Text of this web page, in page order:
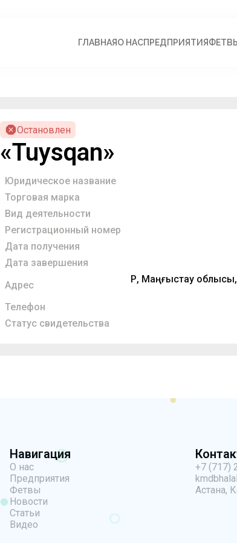
ГЛАВНАЯО НАСПРЕДПРИЯТИЯФЕТВЫ
Остановлен
«Tuysqan»
Юридическое название
Торговая марка
Вид деятельности
Регистрационный номер
Дата получения
Дата завершения
Адрес
ҚР, Маңғыстау
Телефон
Статус свидетельства
Навигация
О нас
Предприятия
Фетвы
Новости
Статьи
Видео
+7 (717)
Астана,